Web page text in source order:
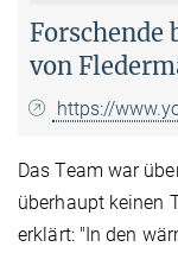
Forschende
von
https://
Das Team war
überhaupt keinen
erklärt: "In den